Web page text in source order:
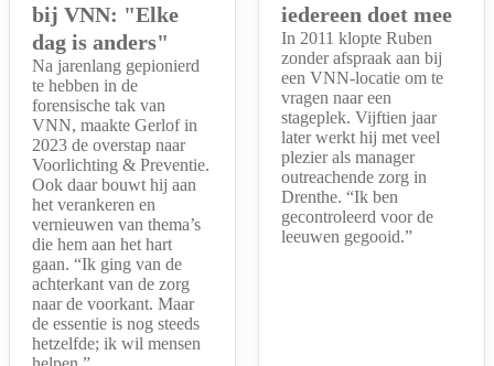
bij VNN: "Elke
dag is anders"
Na jarenlang gepionierd
te hebben in de
forensische tak van
VNN, maakte Gerlof in
2023 de overstap naar
Voorlichting & Preventie.
Ook daar bouwt hij aan
het verankeren en
vernieuwen van thema’s
die hem aan het hart
gaan. “Ik ging van de
achterkant van de zorg
naar de voorkant. Maar
de essentie is nog steeds
hetzelfde; ik wil mensen
iedereen doet mee
In 2011 klopte Ruben
zonder afspraak aan bij
een VNN-locatie om te
vragen naar een
stageplek. Vijftien jaar
later werkt hij met veel
plezier als manager
outreachende zorg in
Drenthe. “Ik ben
gecontroleerd voor de
leeuwen gegooid.”